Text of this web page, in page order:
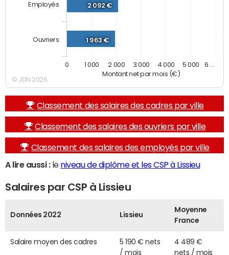
Montant net par mois (€)
2 092 €
1 963 €
Employés
Ouvriers
0 1 000 2 000 3 000 4 000 5 000 6 …
© JDN 2026
Classement des salaires des cadres par ville
Classement des salaires des ouvriers par ville
Classement des salaires des employés par ville
A lire aussi :le niveau de diplôme et les CSP à Lissieu
Salaires par CSP à Lissieu
Données 2022 Lissieu
Moyenne
France
Salaire moyen des cadres
5 190 € nets
/ mois
4 489 €
nets / mois